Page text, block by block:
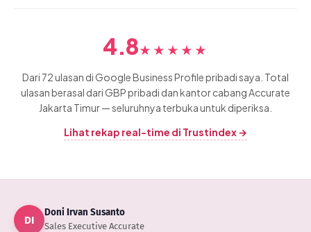
4.8★★★★★
Dari 72 ulasan di Google Business Profile pribadi saya. Total
ulasan berasal dari GBP pribadi dan kantor cabang Accurate
Jakarta Timur — seluruhnya terbuka untuk diperiksa.
Lihat rekap real-time di Trustindex →
DI
Doni Irvan Susanto
Sales Executive Accurate